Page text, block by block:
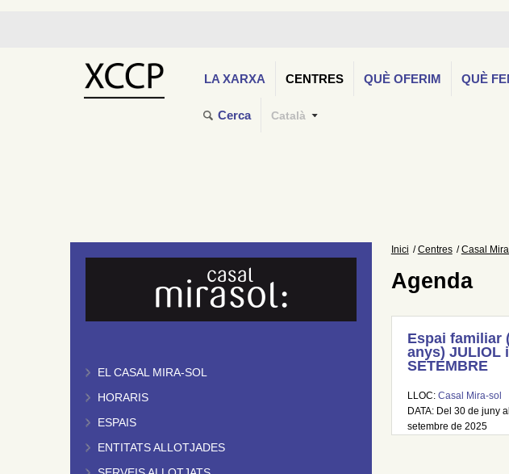
LA XARXA CENTRES QUÈ OFERIM QUÈ
Cerca Català
EL CASAL MIRA-SOL
HORARIS
ESPAIS
ENTITATS ALLOTJADES
Inici Centres Casal
Agenda
Espai familiar
anys) JULIOL i
SETEMBRE
LLOC: Casal Mira-sol
DATA: Del 30 de juny
setembre de 2025